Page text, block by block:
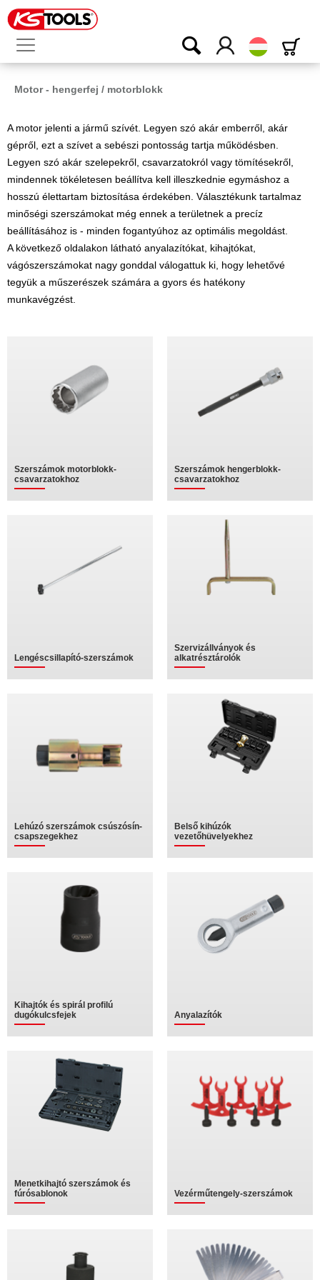
Magyar
Motor - hengerfej / motorblokk
A motor jelenti a jármű szívét. Legyen szó akár emberről, akár
gépről, ezt a szívet a sebészi pontosság tartja működésben.
Legyen szó akár szelepekről, csavarzatokról vagy tömítésekről,
mindennek tökéletesen beállítva kell illeszkednie egymáshoz a
hosszú élettartam biztosítása érdekében. Választékunk tartalmaz
minőségi szerszámokat még ennek a területnek a precíz
beállításához is - minden fogantyúhoz az optimális megoldást.
A következő oldalakon látható anyalazítókat, kihajtókat,
vágószerszámokat nagy gonddal válogattuk ki, hogy lehetővé
tegyük a műszerészek számára a gyors és hatékony
munkavégzést.
Szerszámok motorblokk-
csavarzatokhoz
Szerszámok hengerblokk-
csavarzatokhoz
Lengéscsillapító-szerszámok
Szervizállványok és
alkatrésztárolók
Lehúzó szerszámok csúszósín-
csapszegekhez
Belső kihúzók
vezetőhüvelyekhez
Kihajtók és spirál profilú
dugókulcsfejek
Anyalazítók
Menetkihajtó szerszámok és
fúrósablonok
Vezérműtengely-szerszámok